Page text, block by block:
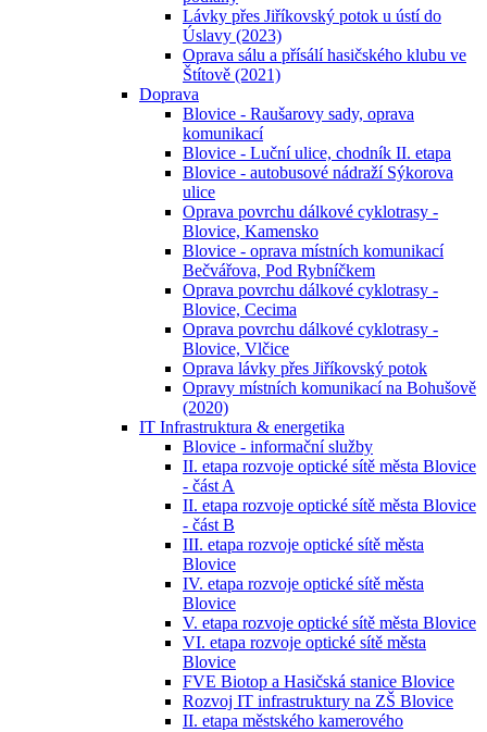
Lávky přes Jiříkovský potok u ústí do
Úslavy (2023)
Oprava sálu a přísálí hasičského klubu ve
Štítově (2021)
Doprava
Blovice - Raušarovy sady, oprava
komunikací
Blovice - Luční ulice, chodník II. etapa
Blovice - autobusové nádraží Sýkorova
ulice
Oprava povrchu dálkové cyklotrasy -
Blovice, Kamensko
Blovice - oprava místních komunikací
Bečvářova, Pod Rybníčkem
Oprava povrchu dálkové cyklotrasy -
Blovice, Cecima
Oprava povrchu dálkové cyklotrasy -
Blovice, Vlčice
Oprava lávky přes Jiříkovský potok
Opravy místních komunikací na Bohušově
(2020)
IT Infrastruktura & energetika
Blovice - informační služby
II. etapa rozvoje optické sítě města Blovice
- část A
II. etapa rozvoje optické sítě města Blovice
- část B
III. etapa rozvoje optické sítě města
Blovice
IV. etapa rozvoje optické sítě města
Blovice
V. etapa rozvoje optické sítě města Blovice
VI. etapa rozvoje optické sítě města
Blovice
FVE Biotop a Hasičská stanice Blovice
Rozvoj IT infrastruktury na ZŠ Blovice
II. etapa městského kamerového